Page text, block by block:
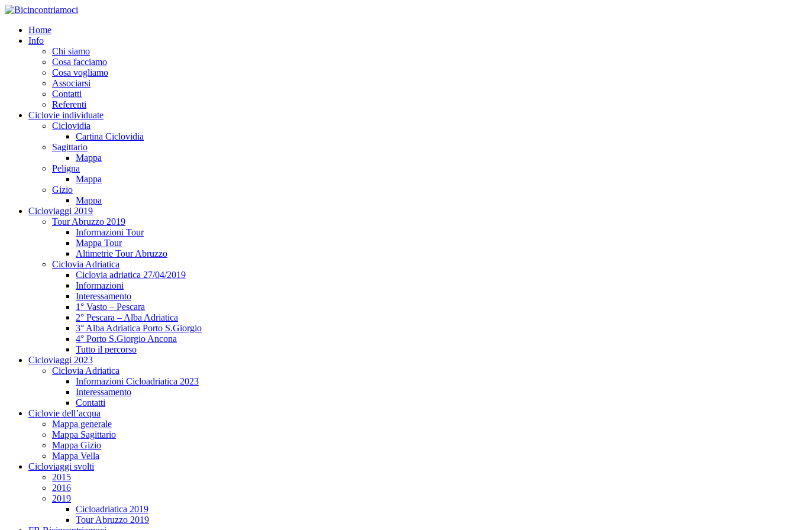
Home
Info
Chi siamo
Cosa facciamo
Cosa vogliamo
Associarsi
Contatti
Referenti
Ciclovie individuate
Ciclovidia
Cartina Ciclovidia
Sagittario
Mappa
Peligna
Mappa
Gizio
Mappa
Cicloviaggi 2019
Tour Abruzzo 2019
Informazioni Tour
Mappa Tour
Altimetrie Tour Abruzzo
Ciclovia Adriatica
Ciclovia adriatica 27/04/2019
Informazioni
Interessamento
1° Vasto – Pescara
2° Pescara – Alba Adriatica
3° Alba Adriatica Porto S.Giorgio
4° Porto S.Giorgio Ancona
Tutto il percorso
Cicloviaggi 2023
Ciclovia Adriatica
Informazioni Cicloadriatica 2023
Interessamento
Contatti
Ciclovie dell’acqua
Mappa generale
Mappa Sagittario
Mappa Gizio
Mappa Vella
Cicloviaggi svolti
2015
2016
2019
Cicloadriatica 2019
Tour Abruzzo 2019